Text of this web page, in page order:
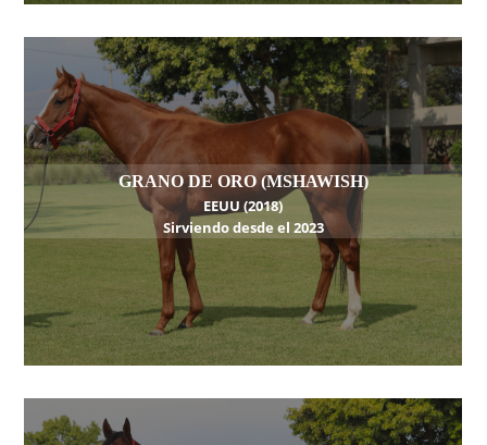
GRANO DE ORO (MSHAWISH)
EEUU (2018)
Sirviendo desde el 2023